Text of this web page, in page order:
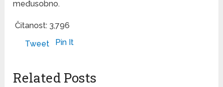
međusobno.
Čitanost: 3,796
Tweet
Pin It
Related Posts